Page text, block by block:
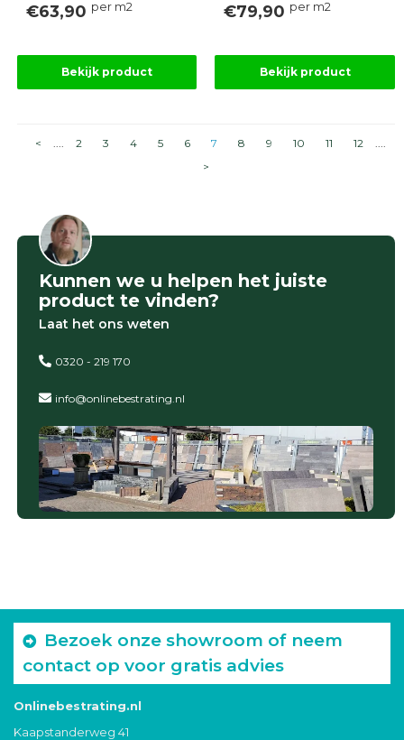
€63,90 per m2
Bekijk product
€79,90 per m2
Bekijk product
< .... 2 3 4 5 6 7 8 9 10 11 12
....
>
Kunnen we u helpen het juiste
product te vinden?
Laat het ons weten
0320 - 219 170
info@onlinebestrating.nl
Bezoek onze showroom of neem
contact op voor gratis advies
Onlinebestrating.nl
Kaapstanderweg 41